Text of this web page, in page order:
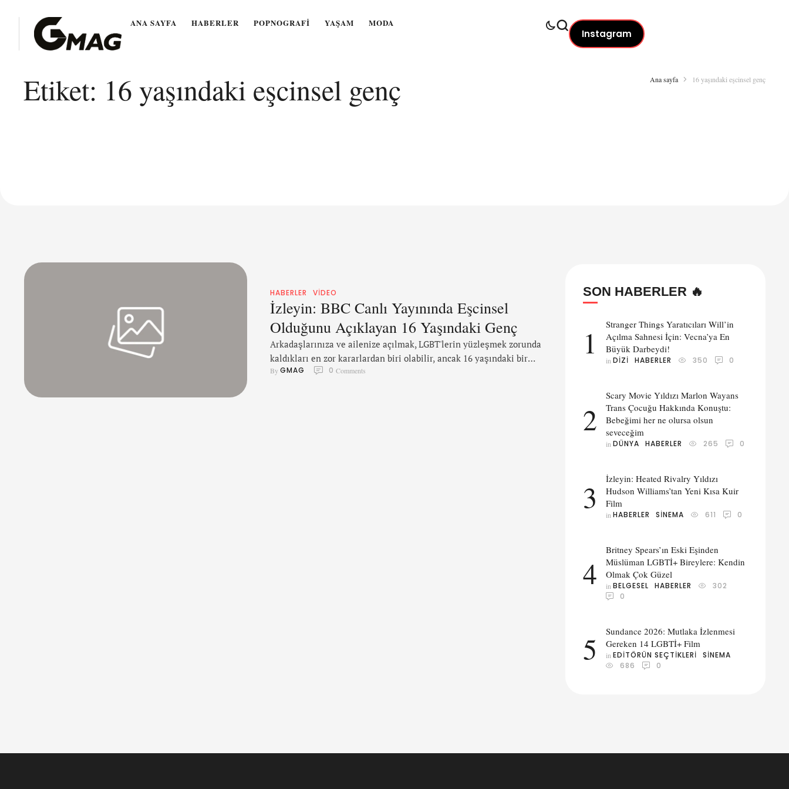
ANA SAYFA HABERLER POPNOGRAFI YAŞAM MODA
Instagram
Etiket: 16 yaşındaki eşcinsel genç Ana sayfa 16 yaşındaki eşcinsel genç
HABERLER VIDEO
İzleyin: BBC Canlı Yayınında Eşcinsel
Olduğunu Açıklayan 16 Yaşındaki Genç
Arkadaşlarınıza ve ailenize açılmak, LGBT'lerin yüzleşmek zorunda
kaldıkları en zor kararlardan biri olabilir, ancak 16 yaşındaki bir
gencin, ulusal televizyonda canlı yayında açılmaya karar vermesi
By GMAG 0 Comments
SON HABERLER 🔥
1
Stranger Things Yaratıcıları Will’in
Açılma Sahnesi İçin: Vecna’ya En
Büyük Darbeydi!
in DIZI HABERLER 350 0
2
Scary Movie Yıldızı Marlon Wayans
Trans Çocuğu Hakkında Konuştu:
Bebeğimi her ne olursa olsun
seveceğim
in DÜNYA HABERLER 265 0
3
İzleyin: Heated Rivalry Yıldızı
Hudson Williams’tan Yeni Kısa Kuir
Film
in HABERLER SINEMA 611 0
4
Britney Spears’ın Eski Eşinden
Müslüman LGBTİ+ Bireylere: Kendin
Olmak Çok Güzel
in BELGESEL HABERLER
302
0
5
Sundance 2026: Mutlaka İzlenmesi
Gereken 14 LGBTİ+ Film
in EDITÖRÜN SEÇTIKLERI
SINEMA
686
0